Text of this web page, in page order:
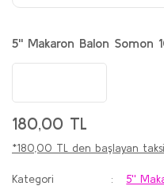
5'' Makaron Balon Somon
180,00 TL
*180,00 TL den başlayan
Kategori
5''